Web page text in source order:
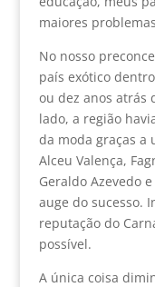
maiores
No nosso
país exótico
ou dez anos atrás
lado, a região
da moda graças a
Alceu Valença,
Geraldo Azevedo
auge do sucesso.
reputação do
possível.
A única coisa